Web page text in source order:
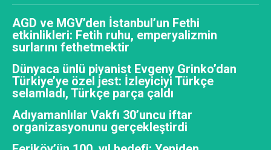
AGD ve MGV’den İstanbul’un Fethi
etkinlikleri: Fetih ruhu, emperyalizmin
surlarını fethetmektir
Dünyaca ünlü piyanist Evgeny Grinko’dan
Türkiye’ye özel jest: İzleyiciyi Türkçe
selamladı, Türkçe parça çaldı
Adıyamanlılar Vakfı 30’uncu iftar
organizasyonunu gerçekleştirdi